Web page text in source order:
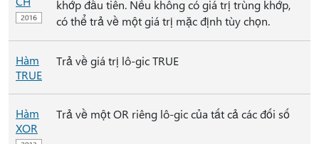
khớp đầu tiên. Nếu không có giá trị trùng khớp,
có thể trả về một giá trị mặc định tùy chọn.
Hàm
TRUE
Trả về giá trị lô-gic TRUE
Hàm
XOR
Trả về một OR riêng lô-gic của tất cả các đối số